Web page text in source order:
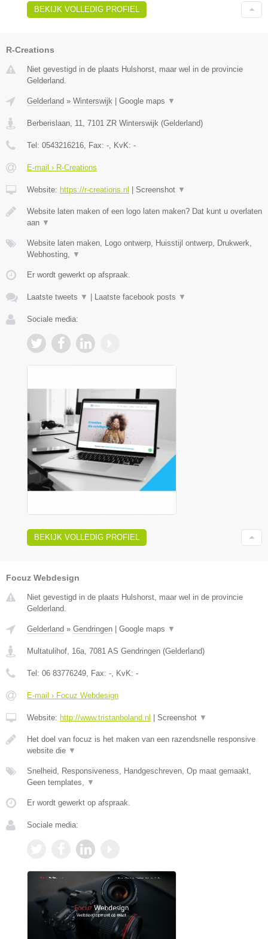
BEKIJK VOLLEDIG PROFIEL
R-Creations
Niet gevestigd in de plaats Hulshorst, maar wel in de provincie
Gelderland.
Gelderland » Winterswijk | Google maps ▼
Berberislaan, 11 7101 ZR Winterswijk (Gelderland)
Tel: 0543216216 , Fax: - , KvK: -
E-mail › R-Creations
Website: https://r-creations.nl | Screenshot ▼
Website laten maken of een logo laten maken? Dat kunt u overlaten
aan ▼
Website laten maken, Logo ontwerp, Huisstijl ontwerp, Drukwerk,
Webhosting,
▼
Er wordt gewerkt op afspraak.
Laatste tweets ▼ | Laatste facebook posts ▼
Sociale media:
BEKIJK VOLLEDIG PROFIEL
Focuz Webdesign
Niet gevestigd in de plaats Hulshorst, maar wel in de provincie
Gelderland.
Gelderland » Gendringen | Google maps ▼
Multatulihof, 16a 7081 AS Gendringen (Gelderland)
Tel: 06 83776249 , Fax: - , KvK: -
E-mail › Focuz Webdesign
Website: http://www.tristanboland.nl | Screenshot ▼
Het doel van focuz is het maken van een razendsnelle responsive
website die ▼
Snelheid, Responsiveness, Handgeschreven, Op maat gemaakt,
Geen templates,
▼
Er wordt gewerkt op afspraak.
Sociale media: